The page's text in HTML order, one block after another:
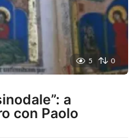
5 0
a
con Paolo